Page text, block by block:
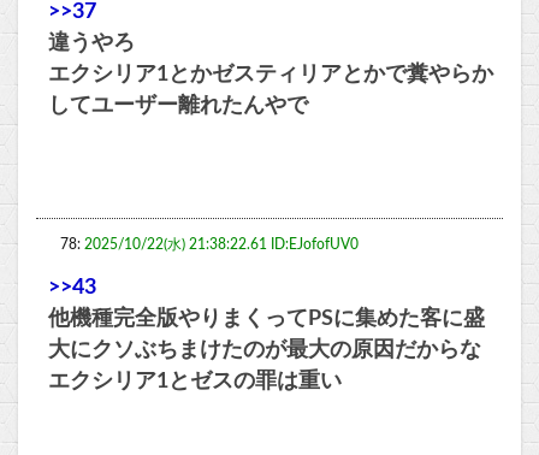
>>37
違うやろ
エクシリア1とかゼスティリアとかで糞やらか
してユーザー離れたんやで
78: 2025/10/22(水) 21:38:22.61 ID:EJofofUV0
>>43
他機種完全版やりまくってPSに集めた客に盛
大にクソぶちまけたのが最大の原因だからな
エクシリア1とゼスの罪は重い